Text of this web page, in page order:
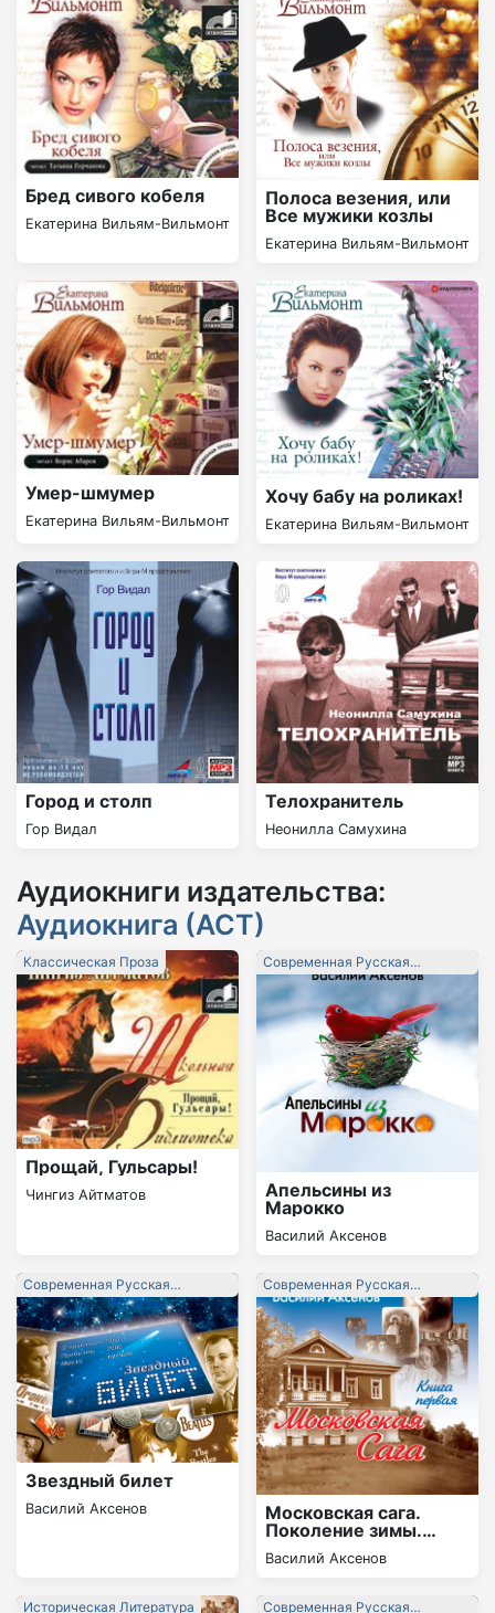
Бред сивого кобеля
Екатерина Вильям-Вильмонт
Полоса везения, или
Все мужики козлы
Екатерина Вильям-Вильмонт
Умер-шмумер
Екатерина Вильям-Вильмонт
Хочу бабу на роликах!
Екатерина Вильям-Вильмонт
Город и cтолп
Гор Видал
Телохранитель
Неонилла Самухина
Аудиокниги издательства:
Аудиокнига (АСТ)
Прощай, Гульсары!
Чингиз Айтматов
Классическая Проза
Апельсины из
Марокко
Василий Аксенов
Современная Русская
Литература
Звездный билет
Василий Аксенов
Современная Русская
Литература
Московская сага.
Поколение зимы.
Книга 1
Василий Аксенов
Современная Русская
Литература
Историческая Литература Современная Русская